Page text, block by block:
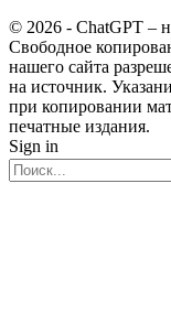
© 2026 - ChatGPT –
Свободное
нашего сайта
на источник.
при копировании
печатные издания.
Sign in